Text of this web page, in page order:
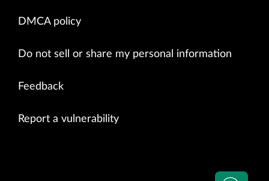
DMCA policy
Do not sell or share my personal information
Feedback
Report a vulnerability